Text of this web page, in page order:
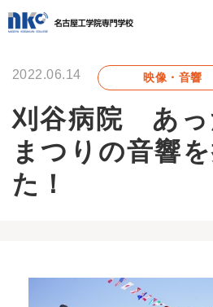
2022.06.14 映像・音響
刈谷病院 あっ
まつりの音響
た！